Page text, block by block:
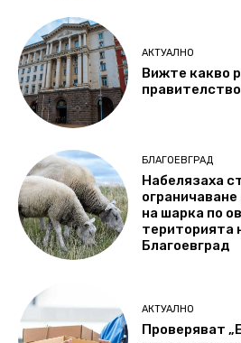
АКТУАЛНО
Вижте какво
БЛАГОЕВГРАД
Набелязаха
на шарка по
територията
Благоевград
АКТУАЛНО
Проверяват